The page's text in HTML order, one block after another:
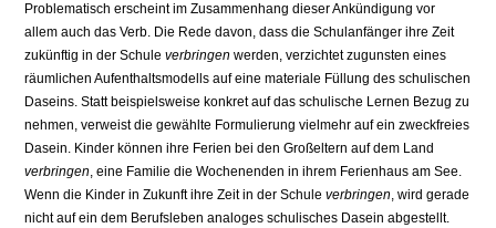
Problematisch erscheint im Zusammenhang dieser Ankündigung vor
allem auch das Verb. Die Rede davon, dass die Schulanfänger ihre Zeit
zukünftig in der Schuleverbringen werden, verzichtet zugunsten eines
räumlichen Aufenthaltsmodells auf eine materiale Füllung des schulischen
Daseins. Statt beispielsweise konkret auf das schulische Lernen Bezug zu
nehmen, verweist die gewählte Formulierung vielmehr auf ein zweckfreies
Dasein. Kinder können ihre Ferien bei den Großeltern auf dem Land
verbringen, eine Familie die Wochenenden in ihrem Ferienhaus am See.
Wenn die Kinder in Zukunft ihre Zeit in der Schuleverbringen, wird gerade
nicht auf ein dem Berufsleben analoges schulisches Dasein abgestellt.